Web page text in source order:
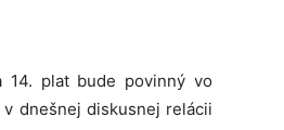
14. plat bude povinný vo
dnešnej diskusnej relácii